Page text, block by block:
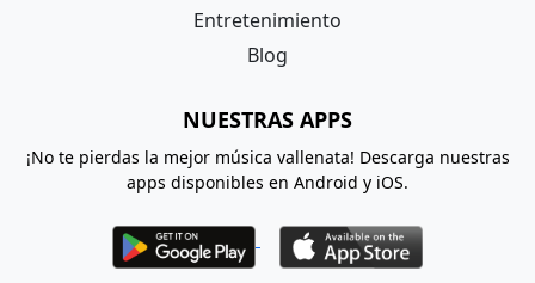
Entretenimiento
Blog
NUESTRAS APPS
¡No te pierdas la mejor música vallenata! Descarga nuestras
apps disponibles en Android y iOS.